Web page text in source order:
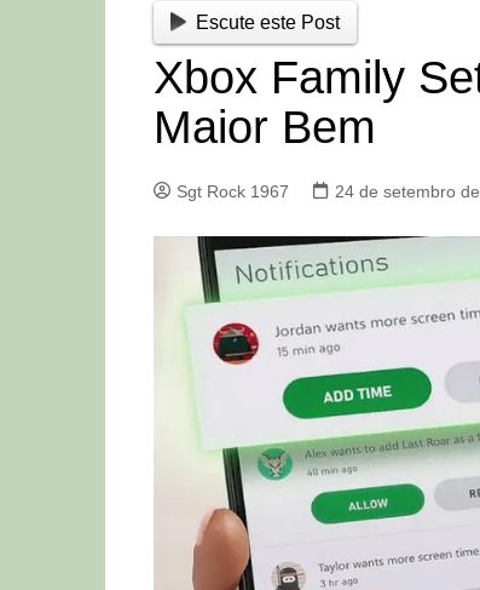
Escute este Post
Xbox Family
Maior Bem
Sgt Rock 1967 24 de setembro